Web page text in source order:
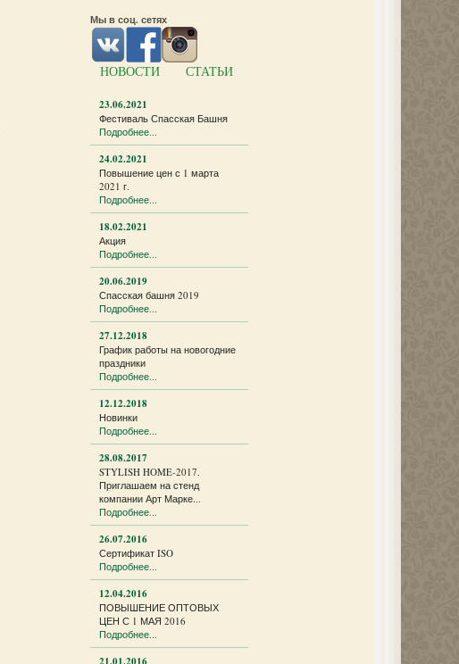
Мы в соц. сетях
НОВОСТИ
23.06.2021
Фестиваль Спасская Башня
Подробнее...
24.02.2021
Повышение цен с 1 марта
2021 г.
Подробнее...
18.02.2021
Акция
Подробнее...
20.06.2019
Спасская башня 2019
Подробнее...
27.12.2018
График работы на новогодние
праздники
Подробнее...
12.12.2018
Новинки
Подробнее...
28.08.2017
STYLISH HOME-2017.
Приглашаем на стенд
компании Арт Марке...
Подробнее...
26.07.2016
Сертификат ISO
Подробнее...
12.04.2016
ПОВЫШЕНИЕ ОПТОВЫХ
ЦЕН С 1 МАЯ 2016
Подробнее...
СТАТЬИ